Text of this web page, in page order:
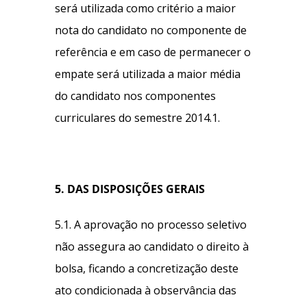
será utilizada como critério a maior
nota do candidato no componente de
referência e em caso de permanecer o
empate será utilizada a maior média
do candidato nos componentes
curriculares do semestre 2014.1.
5. DAS DISPOSIÇÕES GERAIS
5.1. A aprovação no processo seletivo
não assegura ao candidato o direito à
bolsa, ficando a concretização deste
ato condicionada à observância das